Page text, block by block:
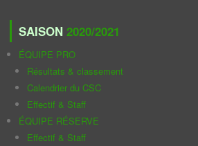
SAISON 2020/2021
ÉQUIPE PRO
Résultats & classement
Calendrier du CSC
Effectif & Staff
ÉQUIPE RÉSERVE
Effectif & Staff